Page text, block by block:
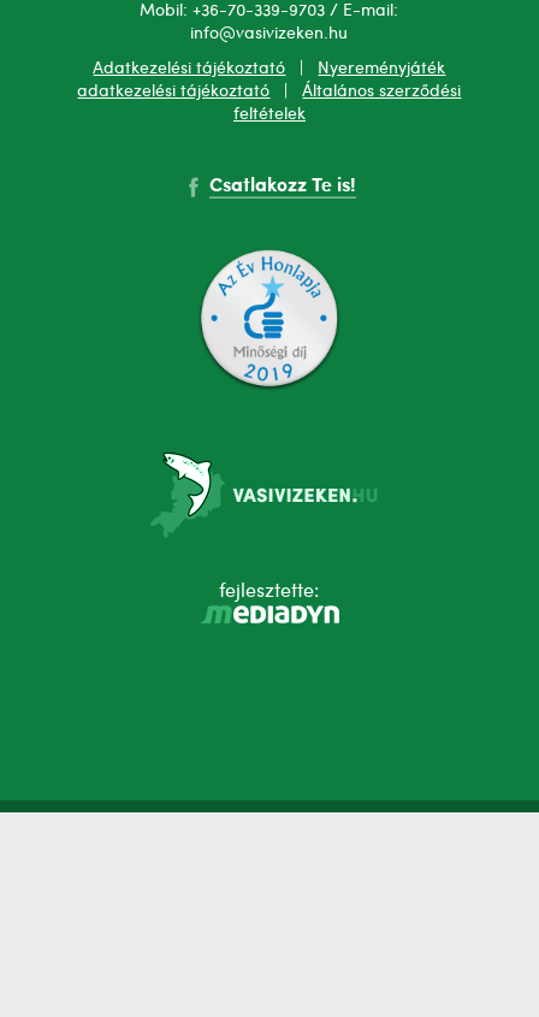
Mobil: +36-70-339-9703 / E-mail:
info@vasivizeken.hu
Adatkezelési tájékoztató
Nyereményjáték
adatkezelési tájékoztató |Általános szerződési
feltételek
Csatlakozz Te is!
fejlesztette: